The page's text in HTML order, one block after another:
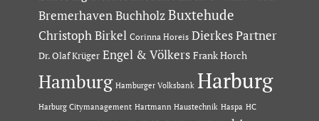
Bremerhaven Buchholz Buxtehude
Christoph Birkel Corinna Horeis Dierkes Partner
Dr. Olaf Krüger Engel & Völkers Frank Horch
Hamburg Hamburger Volksbank Harburg
Harburg Citymanagement Hartmann Haustechnik Haspa HC